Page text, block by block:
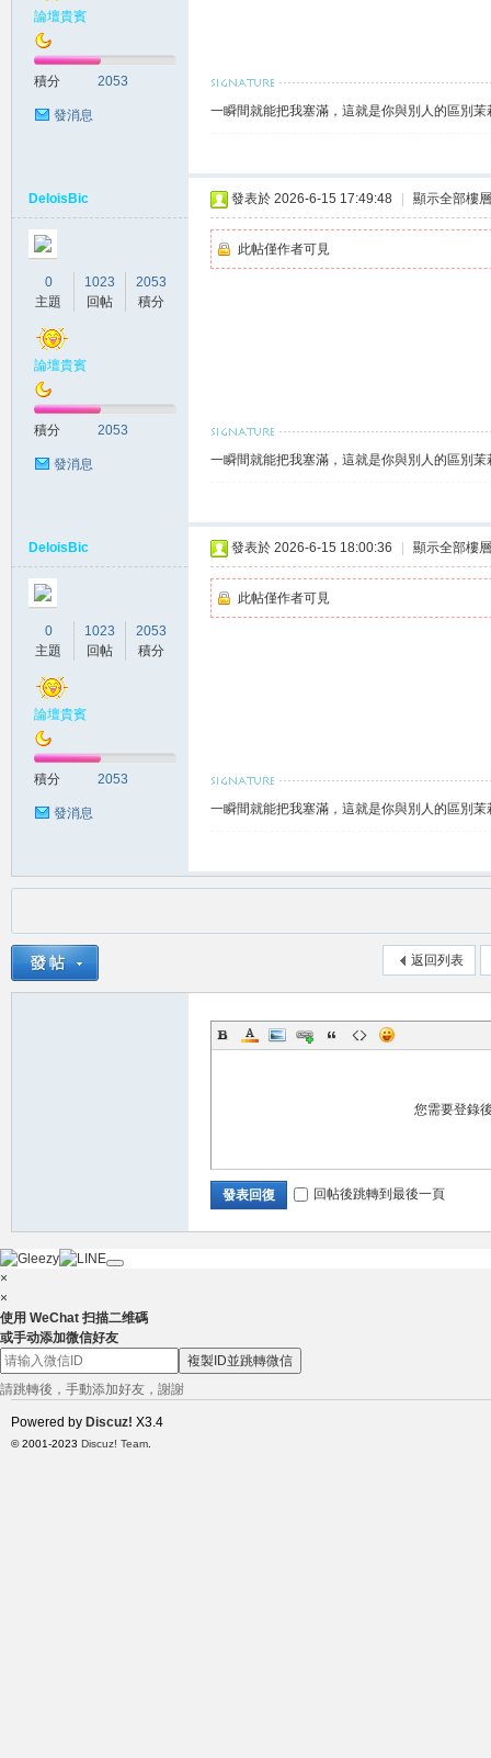
北
叫
職
論壇貴賓
積分 2053
發消息 一瞬間就能把我塞滿，這就是你與別人的區別茉
DeloisBic
0
主題
1023
回帖
2053
積分
論壇貴賓
積分 2053
發消息
發表於 2026-6-15 17:49:48 顯示全部樓層
此帖僅作者可見
一瞬間就能把我塞滿，這就是你與別人的區別茉
DeloisBic
0
主題
1023
回帖
2053
積分
論壇貴賓
積分 2053
發消息
發表於 2026-6-15 18:00:36 顯示全部樓層
此帖僅作者可見
一瞬間就能把我塞滿，這就是你與別人的區別茉
返回列表
您需要登錄
發表回復 回帖後跳轉到最後一頁
×
×
使用 WeChat 扫描二维碼
或手动添加微信好友
複製ID並跳轉微信
請跳轉後，手動添加好友，謝謝
Powered by Discuz! X3.4
© 2001-2023 Discuz! Team